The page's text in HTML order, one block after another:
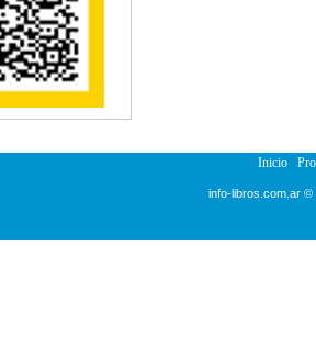
Inicio
info-libros.com.ar